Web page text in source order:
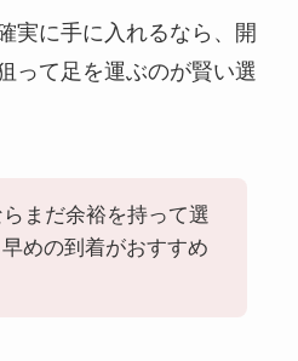
実に手に入れるなら、開
って足を運ぶのが賢い選
まだ余裕を持って選
めの到着がおすすめ